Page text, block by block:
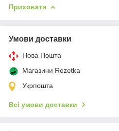
Приховати
Умови доставки
Нова Пошта
Магазини Rozetka
Укрпошта
Всі умови доставки